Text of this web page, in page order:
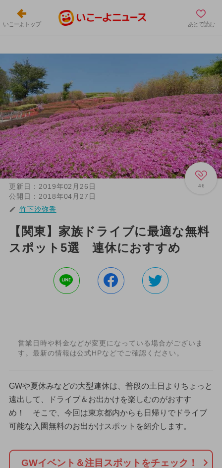
いこーよトップ あとで読む
46
更新日： 2019年02月26日
公開日： 2018年04月27日
竹下沙弥香
【関東】家族ドライブに最適な無料
スポット5選 連休におすすめ
営業日時や料金などが変更になっている場合がございま
す。最新の情報は公式HPなどでご確認ください。
GWや夏休みなどの大型連休は、普段の土日よりちょっと
遠出して、ドライブ＆お出かけを楽しむのがおすす
め！ そこで、今回は東京都内からも日帰りでドライブ
可能な入園無料のお出かけスポットを紹介します。
GWイベント＆注目スポットをチェック！